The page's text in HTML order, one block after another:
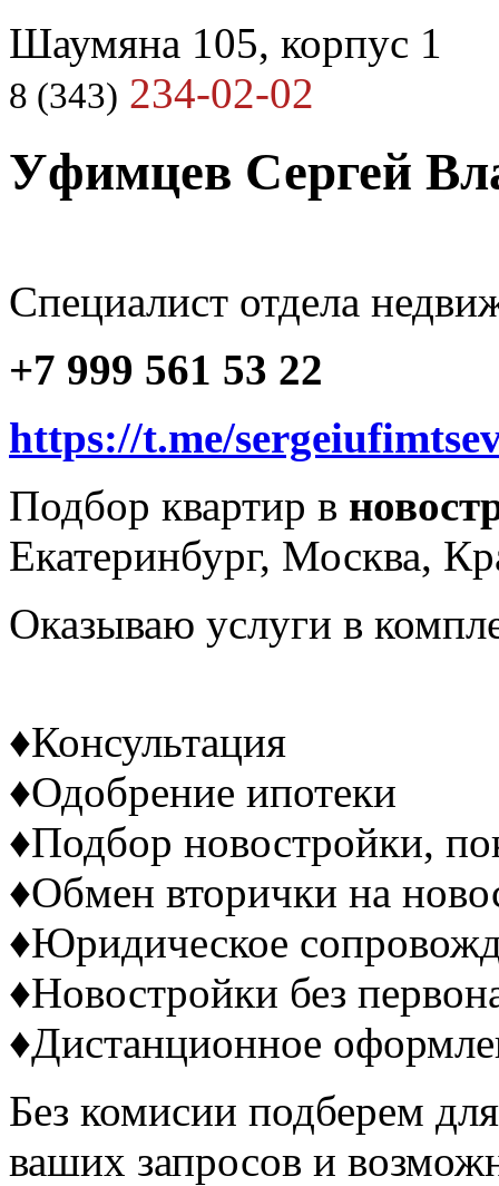
Шаумяна 105, корпус 1
8 (343) 234-02-02
Уфимцев Сергей
Cпециалист отдела
+7 999 561 53 22
https://t.me/
Подбор квартир в
Екатеринбург, Москва,
Оказываю услуги в
♦Консультация
♦Одобрение ипотеки
♦Подбор новостройки,
♦Обмен вторички на
♦Юридическое
♦Новостройки без
♦Дистанционное
Без комисии подберем
ваших запросов и